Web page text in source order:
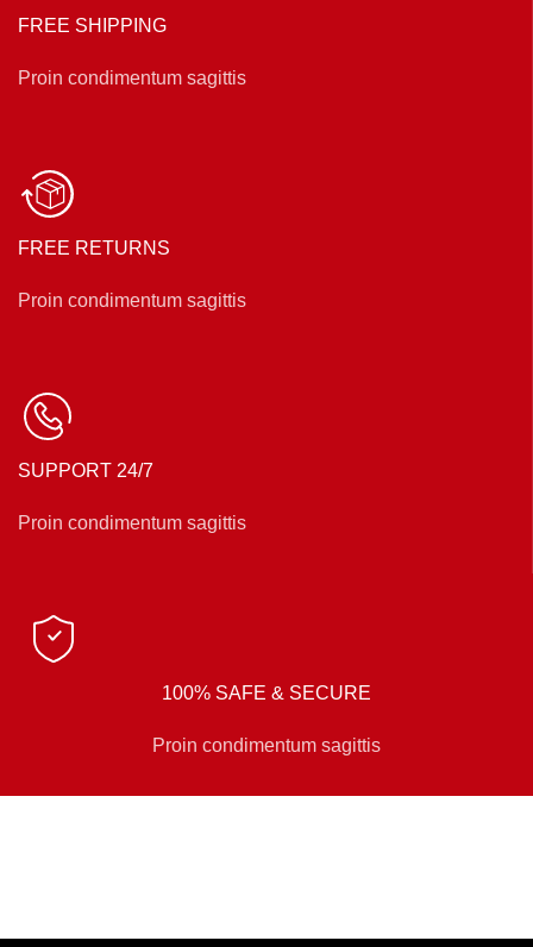
FREE SHIPPING
Proin condimentum sagittis
FREE RETURNS
Proin condimentum sagittis
SUPPORT 24/7
Proin condimentum sagittis
100% SAFE & SECURE
Proin condimentum sagittis